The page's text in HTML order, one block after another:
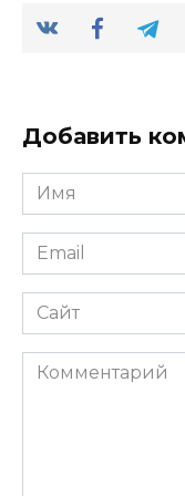
Добавить
Имя
*
Email
*
Сайт
Комментарий